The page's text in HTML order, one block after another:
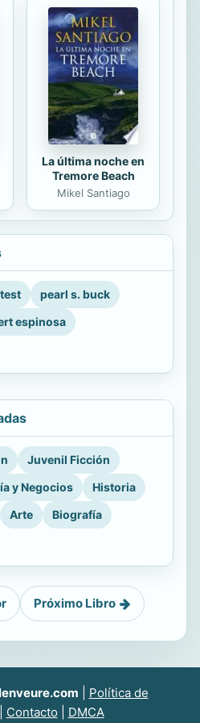
La última noche en
Tremore Beach
Mikel Santiago
test
pearl s. buck
espinosa
Juvenil Ficción
y Negocios
Historia
Arte
Biografía
Próximo Libro
Política de
Contacto DMCA